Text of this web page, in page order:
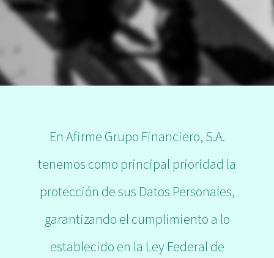
En Afirme Grupo Financiero, S.A.
tenemos como principal prioridad la
protección de sus Datos Personales,
garantizando el cumplimiento a lo
establecido en la Ley Federal de